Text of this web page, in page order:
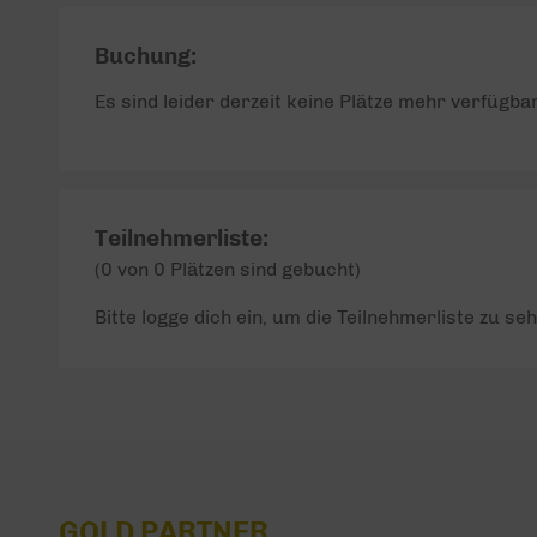
Buchung:
Es sind leider derzeit keine Plätze mehr
Teilnehmerliste:
(0 von 0 Plätzen sind gebucht)
Bitte logge dich ein, um die Teilnehmerliste zu